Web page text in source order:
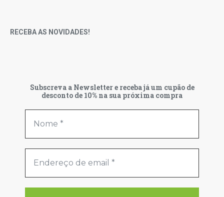
RECEBA AS NOVIDADES!
Subscreva a Newsletter e receba já um cupão de
desconto de 10% na sua próxima compra